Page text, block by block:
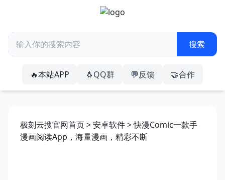
🔥本站APP 🐧QQ群 💬反馈 🤝合作
极刻云搜官网首页>安卓软件> 快漫Comic一款手
漫画阅读App，海量漫画，精彩不断